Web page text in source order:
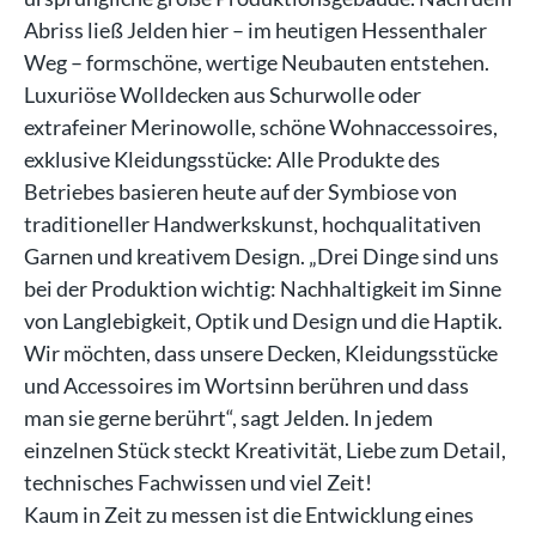
Abriss ließ Jelden hier – im heutigen Hessenthaler
Weg – formschöne, wertige Neubauten entstehen.
Luxuriöse Wolldecken aus Schurwolle oder
extrafeiner Merinowolle, schöne Wohnaccessoires,
exklusive Kleidungsstücke: Alle Produkte des
Betriebes basieren heute auf der Symbiose von
traditioneller Handwerkskunst, hochqualitativen
Garnen und kreativem Design. „Drei Dinge sind uns
bei der Produktion wichtig: Nachhaltigkeit im Sinne
von Langlebigkeit, Optik und Design und die Haptik.
Wir möchten, dass unsere Decken, Kleidungsstücke
und Accessoires im Wortsinn berühren und dass
man sie gerne berührt“, sagt Jelden. In jedem
einzelnen Stück steckt Kreativität, Liebe zum Detail,
technisches Fachwissen und viel Zeit!
Kaum in Zeit zu messen ist die Entwicklung eines